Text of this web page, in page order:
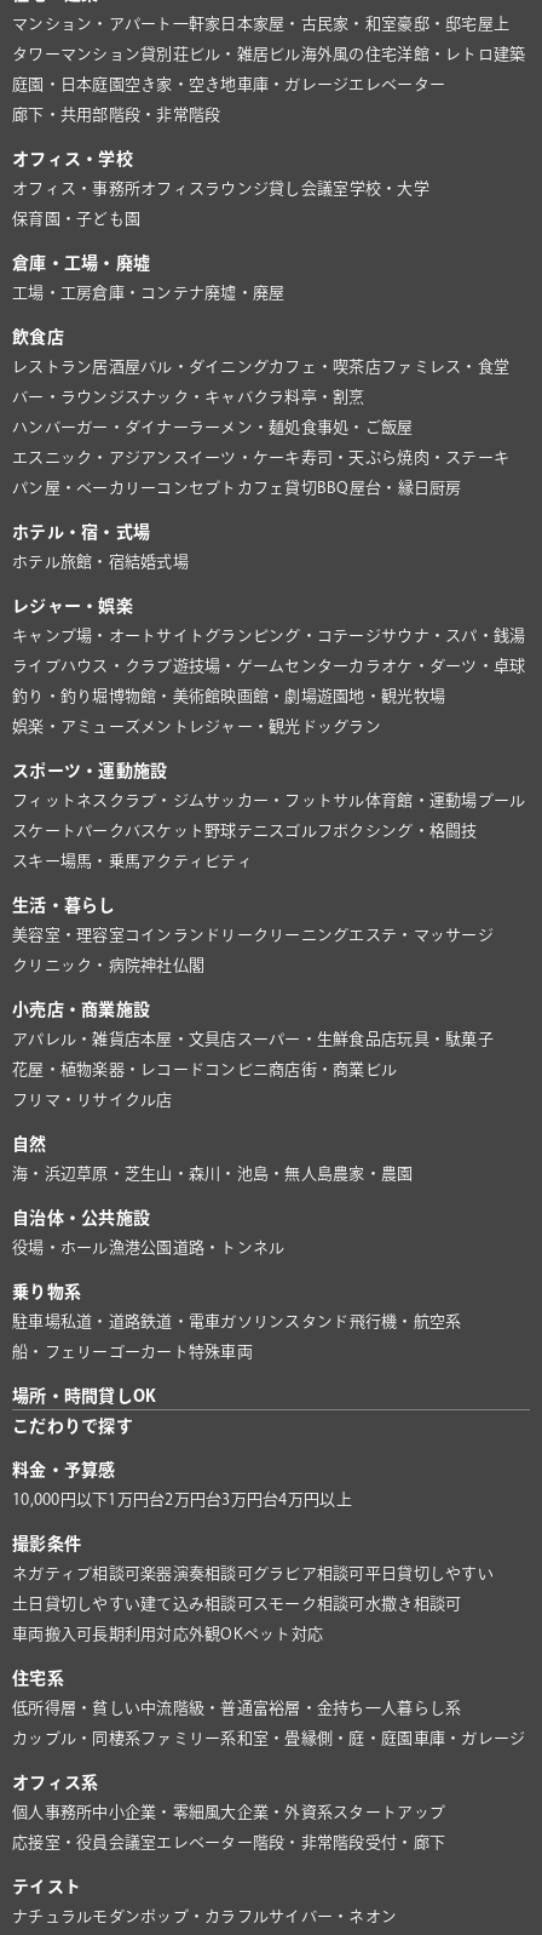
マンション・アパート 一軒家 日本家屋・古民家・和室豪邸・邸宅屋上
タワーマンション貸別荘ビル・雑居ビル海外風の住宅洋館・レトロ建築
庭園・日本庭園 空き家・空き地 車庫・ガレージ エレベーター
廊下・共用部 階段・非常階段
オフィス・学校
オフィス・事務所オフィスラウンジ貸し会議室学校・大学
保育園・子ども園
倉庫・工場・廃墟
工場・工房倉庫・コンテナ廃墟・廃屋
飲食店
レストラン居酒屋バル・ダイニングカフェ・喫茶店ファミレス・食堂
バー・ラウンジ スナック・キャバクラ料亭・割烹
ハンバーガー・ダイナーラーメン・麺処食事処・ご飯屋
エスニック・アジアン スイーツ・ケーキ寿司・天ぷら焼肉・ステーキ
パン屋・ベーカリー コンセプトカフェ貸切BBQ 屋台・縁日 厨房
ホテル・宿・式場
ホテル旅館・宿結婚式場
レジャー・娯楽
キャンプ場・オートサイト グランピング・コテージサウナ・スパ・銭湯
ライブハウス・クラブ遊技場・ゲームセンターカラオケ・ダーツ・卓球
釣り・釣り堀博物館・美術館映画館・劇場遊園地・観光牧場
娯楽・アミューズメント レジャー・観光 ドッグラン
スポーツ・運動施設
フィットネスクラブ・ジム サッカー・フットサル体育館・運動場プール
スケートパーク バスケット 野球テニス ゴルフ ボクシング・格闘技
スキー場馬・乗馬アクティビティ
生活・暮らし
美容室・理容室 コインランドリー クリーニングエステ・マッサージ
クリニック・病院神社仏閣
小売店・商業施設
アパレル・雑貨店本屋・文具店 スーパー・生鮮食品店玩具・駄菓子
花屋・植物楽器・レコード コンビニ商店街・商業ビル
フリマ・リサイクル店
自然
海・浜辺 草原・芝生山・森川・池島・無人島農家・農園
自治体・公共施設
役場・ホール漁港公園 道路・トンネル
乗り物系
駐車場私道・道路鉄道・電車 ガソリンスタンド 飛行機・航空系
船・フェリー ゴーカート特殊車両
場所・時間貸しOK
こだわりで探す
料金・予算感
10,000円以下1万円台2万円台3万円台4万円以上
撮影条件
ネガティブ相談可楽器演奏相談可 グラビア相談可 平日貸切しやすい
土日貸切しやすい建て込み相談可 スモーク相談可 水撒き相談可
車両搬入可長期利用対応外観OKペット対応
住宅系
低所得層・貧しい中流階級・普通富裕層・金持ち 一人暮らし系
カップル・同棲系ファミリー系和室・畳縁側・庭・庭園 車庫・ガレージ
オフィス系
個人事務所中小企業・零細風大企業・外資系スタートアップ
応接室・役員会議室 エレベーター 階段・非常階段受付・廊下
テイスト
ナチュラルモダンポップ・カラフルサイバー・ネオン